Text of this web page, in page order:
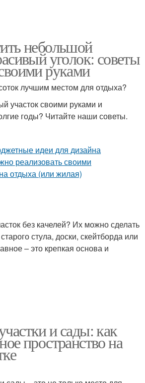
небольшой
уголок: советы
руками
лучшим местом для отдыха?
участок своими руками и
годы? Читайте наши советы.
без качелей? Их можно сделать
стула, доски, скейтборда или
– это крепкая основа и
и сады: как
пространство на